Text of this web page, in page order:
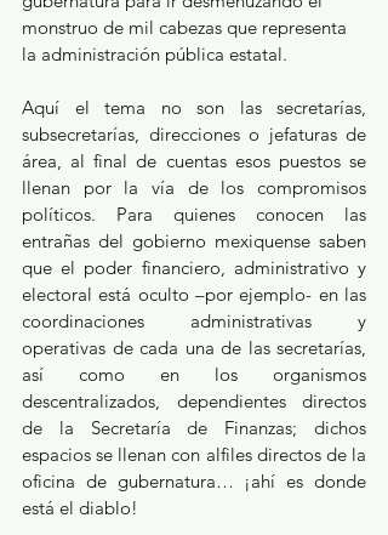
monstruo de mil cabezas que representa
la administración pública estatal.
Aquí el tema no son las secretarías,
subsecretarías, direcciones o jefaturas de
área, al final de cuentas esos puestos se
llenan por la vía de los compromisos
políticos. Para quienes conocen las
entrañas del gobierno mexiquense saben
que el poder financiero, administrativo y
electoral está oculto –por ejemplo- en las
coordinaciones administrativas y
operativas de cada una de las secretarías,
así como en los organismos
descentralizados, dependientes directos
de la Secretaría de Finanzas; dichos
espacios se llenan con alfiles directos de la
oficina de gubernatura… ¡ahí es donde
está el diablo!